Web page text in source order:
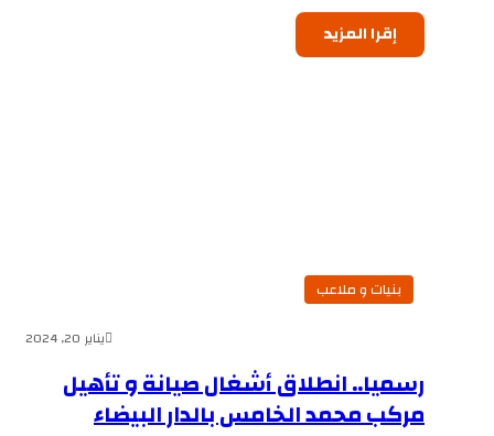
إقرا المزيد
بنيات و ملاعب
يناير 20, 2024
رسميا.. انطلاق أشغال صيانة و تأهيل
مركب محمد الخامس بالدار البيضاء